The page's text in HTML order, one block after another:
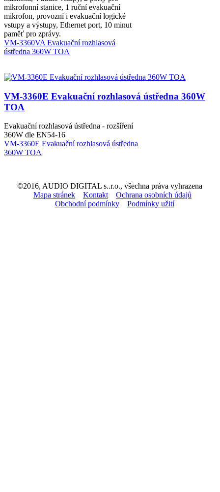
mikrofonní stanice, 1 ruční evakuační
mikrofon, provozní i evakuační logické
vstupy a výstupy, Ethernet port, 10 minut
paměť pro zprávy.
VM-3360VA Evakuační rozhlasová
ústředna 360W TOA
VM-3360E Evakuační rozhlasová ústředna 360W
TOA
Evakuační rozhlasová ústředna - rozšíření
360W dle EN54-16
VM-3360E Evakuační rozhlasová ústředna
360W TOA
©2016, AUDIO DIGITAL s..r.o., všechna práva vyhrazena
Mapa stránek
Kontakt
Ochrana osobních údajů
Obchodní podmínky
Podmínky užití